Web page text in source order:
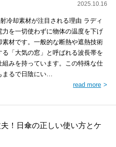
2025.10.16
冷却素材が注目される理由 ラディ
を一切使わずに物体の温度を下げ
材です。一般的な断熱や遮熱技術
「大気の窓」と呼ばれる波長帯を
みを持っています。この特殊な仕
まるで日陰にい…
read more
！日傘の正しい使い方とケ